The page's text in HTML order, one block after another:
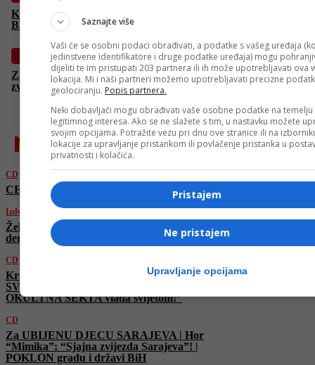
Krešimir Mišak OTKRIVA: “Treći SVJETSKI RAT počinje na
Bliskom istoku! OKULTNA SEKTA vlada svijetom!”
CD
Za UBIJENU DJECU SARAJEVA | Hor “Mimika”: “Sjajna
zvijezda Sarajeva”! | POKLON gradu i državi BiH
najnovije
CD
CENTRALNI DNEVNIK – 4. 4. 2026.
Izdvojeno
Željezničar – Sarajevo 1:0: Vode Plavi u
derbiju golom Pejića
CD
Krešimir Mišak OTKRIVA: “Treći
SVJETSKI RAT počinje na Bliskom istoku!
OKULTNA SEKTA vlada svijetom!”
CD
Za UBIJENU DJECU SARAJEVA | Hor
“Mimika”: “Sjajna zvijezda Sarajeva”! |
POKLON gradu i državi BiH
Saznajte više
Vaši će se osobni podaci obrađivati, a podatke s vašeg uređaja
jedinstvene identifikatore i druge podatke uređaja) mogu
dijeliti te im pristupati 203 partnera ili ih može upotrebljavati ova
lokacija. Mi i naši partneri možemo upotrebljavati precizne
geolociranju. Popis partnera.
Neki dobavljači mogu obrađivati vaše osobne podatke na temelju
legitimnog interesa. Ako se ne slažete s tim, u nastavku možete
svojim opcijama. Potražite vezu pri dnu ove stranice ili na
lokacije za upravljanje pristankom ili povlačenje pristanka u
privatnosti i kolačića.
Pristajem
Ne pristajem
Upravljanje opcijama